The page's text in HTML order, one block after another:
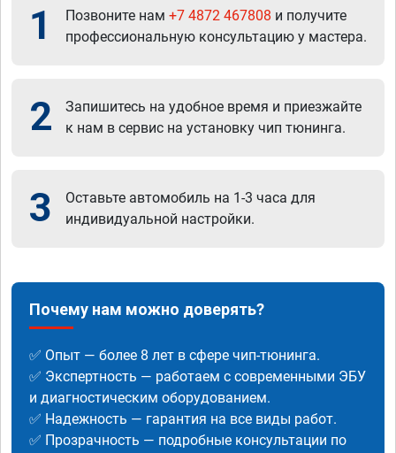
1 Позвоните нам +7 4872 467808 и получите
профессиональную консультацию у мастера.
2
Запишитесь на удобное время и приезжайте
к нам в сервис на установку чип тюнинга.
3
Оставьте автомобиль на 1-3 часа для
индивидуальной настройки.
Почему нам можно доверять?
✅ Опыт — более 8 лет в сфере чип-тюнинга.
✅ Экспертность — работаем с современными ЭБУ
и диагностическим оборудованием.
✅ Надежность — гарантия на все виды работ.
✅ Прозрачность — подробные консультации по